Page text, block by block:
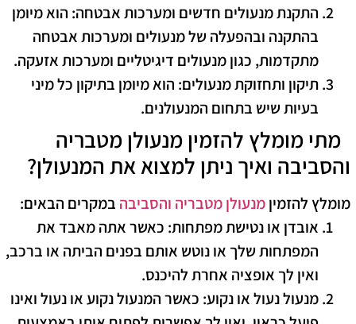
התקנת מנעולים חדשים ומערכות אבטחה: הוא מיומן
בהתקנה ובהפעלה של מנעולים ומערכות אבטחה
מתקדמות, כגון מנעולים דיגיטליים ומערכות אזעקה.
תיקון ותחזוקת מנעולים: הוא מיומן בתיקון כל מיני
בעיות שיש בתחום המנעולנים.
מתי מומלץ להזמין מנעולן מטבריה
והסביבה ואיך ניתן למצוא את המנעולן?
מומלץ להזמיןמנעולן מטבריה והסביבה במקרים הבאים:
אובדן או נטישת מפתחות: כאשר אתה מאבד את
המפתחות שלך או נוטש אותם בפנים הביתה או ברכב,
ואין לך אופציה אחרת להיכנס.
מנעול נעול או נקוע: כאשר המנעול נקוע או נעול ואינו